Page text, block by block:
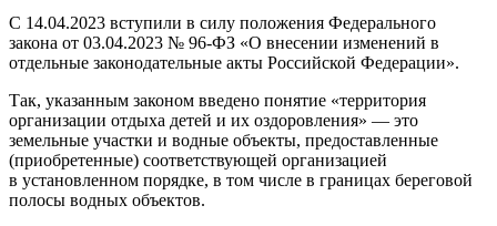
С 14.04.2023 вступили в силу положения Федерального
закона от 03.04.2023 № 96-ФЗ «О внесении изменений в
отдельные законодательные акты Российской Федерации».
Так, указанным законом введено понятие «территория
организации отдыха детей и их оздоровления» — это
земельные участки и водные объекты, предоставленные
(приобретенные) соответствующей организацией
в установленном порядке, в том числе в границах береговой
полосы водных объектов.